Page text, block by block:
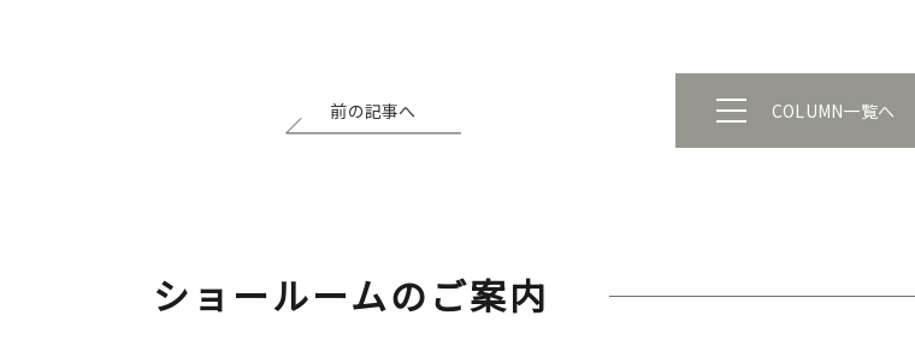
前の記事へ COLUMN一覧へ
ショールームのご案内